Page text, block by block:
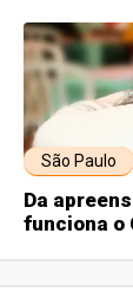
São Paulo
Da
funciona o